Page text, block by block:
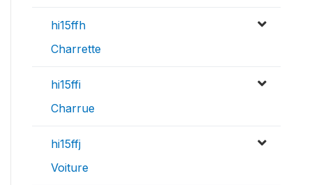
hi15ffh
Charrette
hi15ffi
Charrue
hi15ffj
Voiture